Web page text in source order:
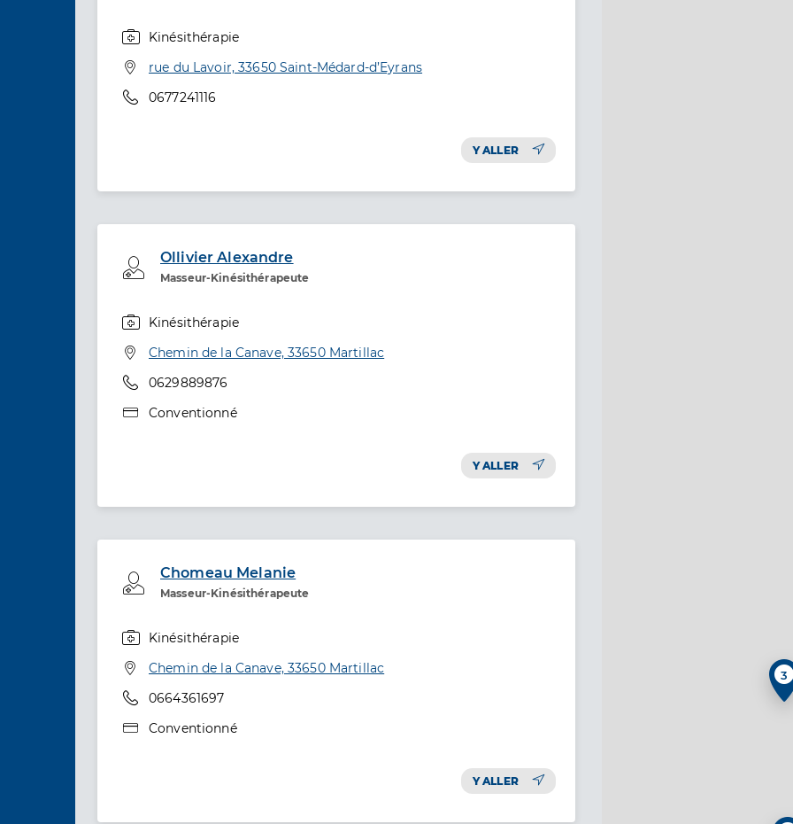
Kinésithérapie
Adresse
rue du Lavoir, 33650 Saint-Médard-d’Eyrans
Téléphone
0677241116
Y ALLER
Ollivier Alexandre
Masseur-Kinésithérapeute
Professionel de santé
Kinésithérapie
Adresse
Chemin de la Canave, 33650 Martillac
Téléphone
0629889876
Type de convention
Conventionné
Y ALLER
Chomeau Melanie
Masseur-Kinésithérapeute
Professionel de santé
Kinésithérapie
Adresse
Chemin de la Canave, 33650 Martillac
Téléphone
0664361697
Type de convention
Conventionné
Y ALLER
3